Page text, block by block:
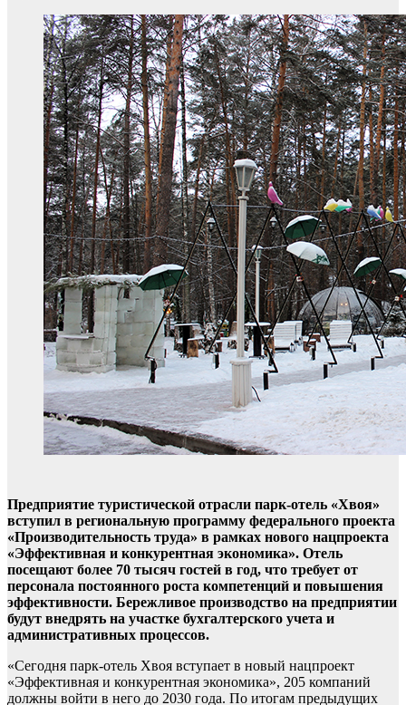
Предприятие туристической отрасли парк-отель «Хвоя»
вступил в региональную программу федерального проекта
«Производительность труда» в рамках нового нацпроекта
«Эффективная и конкурентная экономика». Отель
посещают более 70 тысяч гостей в год, что требует от
персонала постоянного роста компетенций и повышения
эффективности. Бережливое производство на предприятии
будут внедрять на участке бухгалтерского учета и
административных процессов.
«Сегодня парк-отель Хвоя вступает в новый нацпроект
«Эффективная и конкурентная экономика», 205 компаний
должны войти в него до 2030 года. По итогам предыдущих